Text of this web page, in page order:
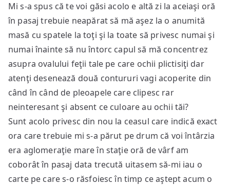
Mi s-a spus că te voi găsi acolo e altă zi la aceiaşi oră
în pasaj trebuie neapărat să mă aşez la o anumită
masă cu spatele la toţi şi la toate să privesc numai şi
numai înainte să nu întorc capul să mă concentrez
asupra ovalului feţii tale pe care ochii plictisiţi dar
atenţi desenează două contururi vagi acoperite din
când în când de pleoapele care clipesc rar
neinteresant şi absent ce culoare au ochii tăi?
Sunt acolo privesc din nou la ceasul care indică exact
ora care trebuie mi s-a părut pe drum că voi întârzia
era aglomeraţie mare în staţie oră de vârf am
coborât în pasaj data trecută uitasem să-mi iau o
carte pe care s-o răsfoiesc în timp ce aştept acum o